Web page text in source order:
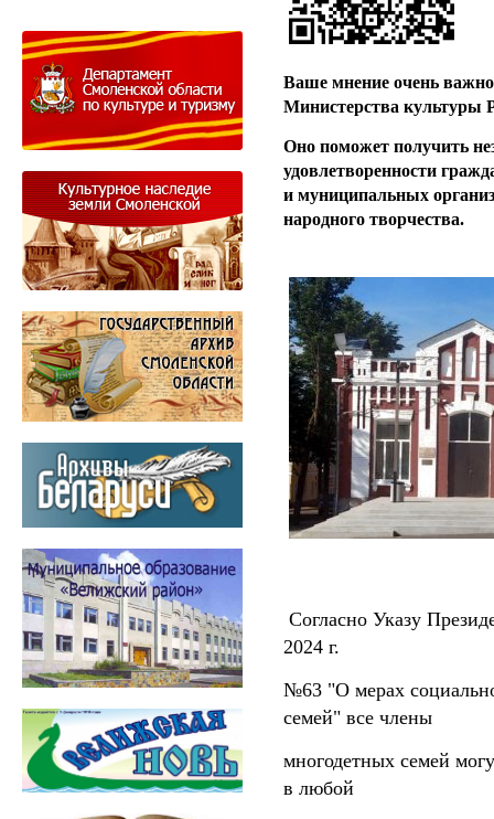
Ваше мнение очень
Министерства культуры
Оно поможет получить
удовлетворенности
и муниципальных
народного творчества.
Согласно Указу
2024 г.
№63 "О мерах
семей" все члены
многодетных семей
в любой